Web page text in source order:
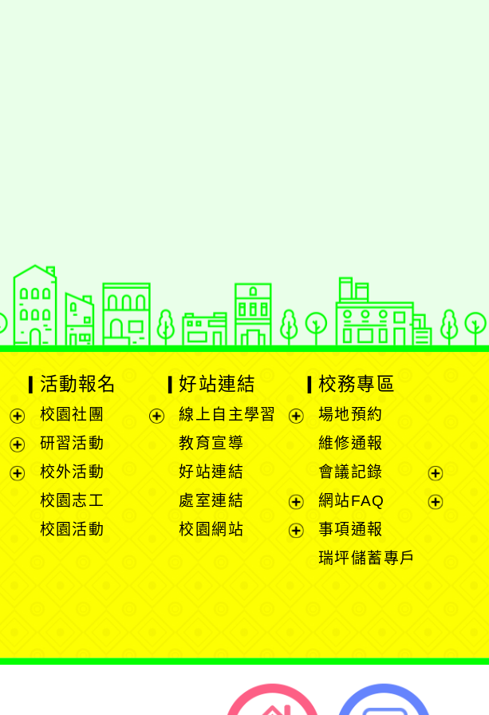
展
開
選
展
開
活動報名
校園社團
研習活動
校外活動
校園志工
校園活動
好站連結
線上自主學習
單
教育宣導
好站連結
處室連結
展
校園網站
校務專區
場地預約
維修通報
會議記錄
展
開
網站FAQ
事項通報
瑞坪儲蓄專戶